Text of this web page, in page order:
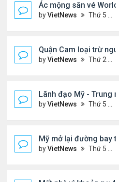
Ác mộng săn vé World
byVietNews Thứ 5 Tháng 6 04, 2026 4:49 pm
Quận Cam loại trừ
byVietNews Thứ 2 Tháng 5 25, 2026 5:37 pm
Lãnh đạo Mỹ - Trung
byVietNews Thứ 5 Tháng 5 14, 2026 3:05 pm
Mỹ mở lại đường bay
byVietNews Thứ 5 Tháng 4 30, 2026 4:27 pm